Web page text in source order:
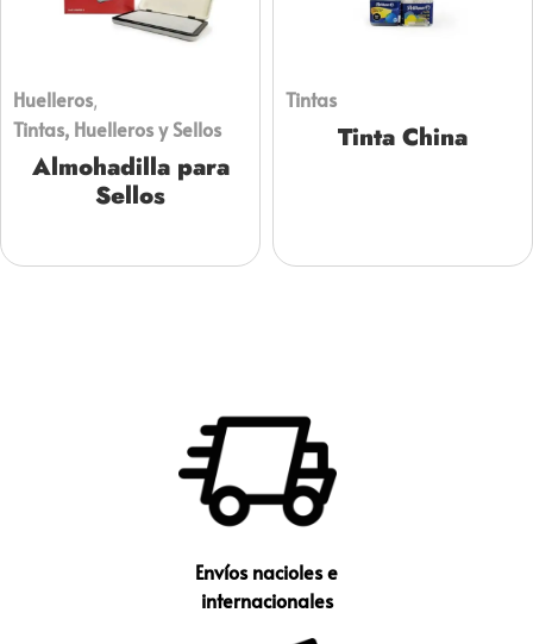
Huelleros,
Tintas, Huelleros y Sellos
Almohadilla para
Sellos
Tintas
Tinta China
Envíos nacioles e
internacionales